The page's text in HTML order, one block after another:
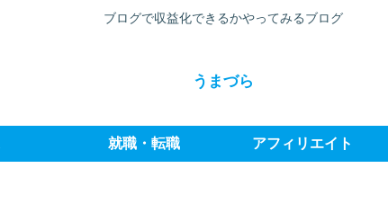
ブログで収益化できるかやってみるブログ
うまづら
就職・転職 アフィリエイト